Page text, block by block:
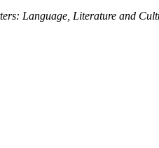
Language, Literature and